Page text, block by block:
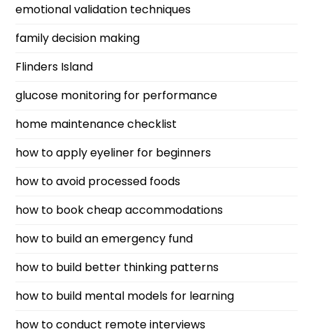
emotional validation techniques
family decision making
Flinders Island
glucose monitoring for performance
home maintenance checklist
how to apply eyeliner for beginners
how to avoid processed foods
how to book cheap accommodations
how to build an emergency fund
how to build better thinking patterns
how to build mental models for learning
how to conduct remote interviews